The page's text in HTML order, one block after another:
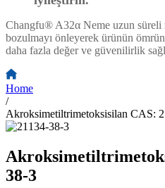
Changfu® A32α Neme uzun süreli
bozulmayı önleyerek ürünün
daha fazla değer ve güvenilirlik
Home
/
Akroksimetiltrimetoksisilan CAS:
38-3